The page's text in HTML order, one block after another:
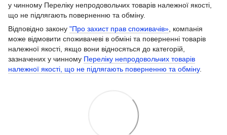
у чинному Переліку непродовольчих товарів належної якості,
що не підлягають поверненню та обміну.
Відповідно закону "Про захист прав споживачів» , компанія
може відмовити споживачеві в обміні та поверненні товарів
належної якості, якщо вони відносяться до категорій,
зазначених у чинному Переліку непродовольчих товарів
належної якості, що не підлягають поверненню та обміну.